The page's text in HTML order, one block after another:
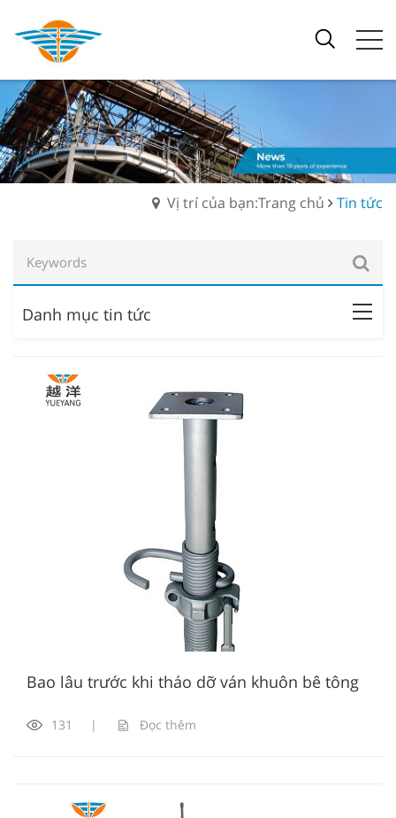
Vị trí của bạn:Trang chủ Tin tức
Danh mục tin tức
Bao lâu trước khi tháo dỡ ván khuôn bê tông
131 | Đọc thêm